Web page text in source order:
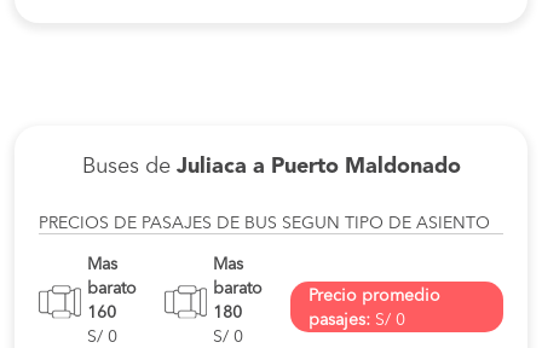
Buses de Juliaca a Puerto Maldonado
PRECIOS DE PASAJES DE BUS SEGUN TIPO DE ASIENTO
Mas
barato
160
S/ 0
Mas
barato
180
S/ 0
Precio promedio
pasajes: S/ 0